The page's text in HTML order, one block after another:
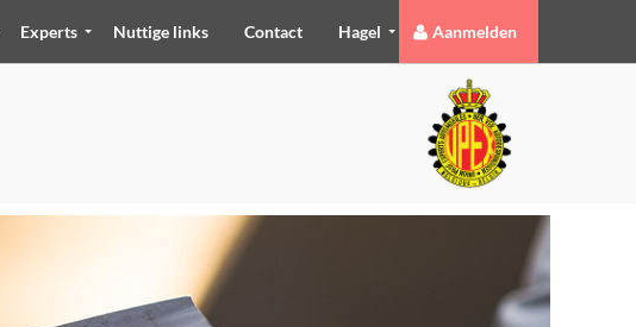
Experts Nuttige links Contact Hagel Aanmelden